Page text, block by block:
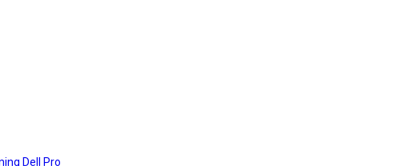
Dell Pro